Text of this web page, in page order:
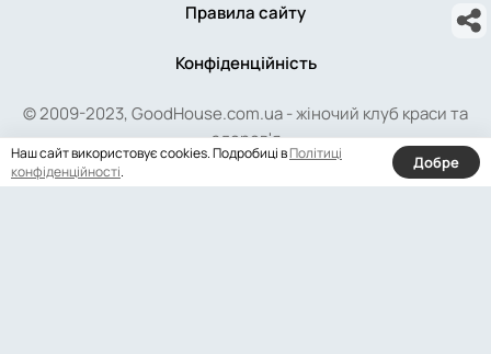
© 2009-2023, GoodHouse.com.ua - жіночий клуб краси та
здоров'я
Правила сайту
Конфіденційність
Наш сайт використовує cookies. Подробиці вПолітиці
конфіденційності. Добре